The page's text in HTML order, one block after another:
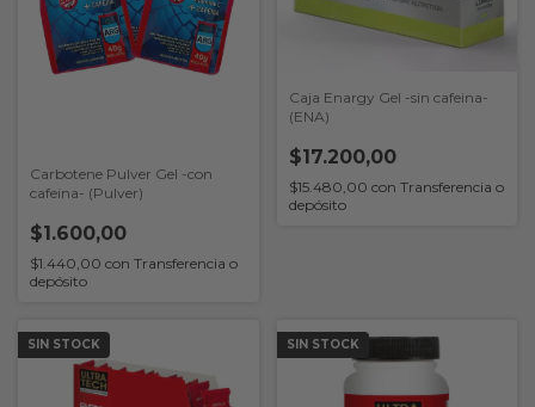
Carbotene Pulver Gel -con
cafeina- (Pulver)
$1.600,00
$1.440,00 con Transferencia o
depósito
Caja Enargy Gel -sin cafeina-
(ENA)
$17.200,00
$15.480,00 con Transferencia o
depósito
SIN STOCK SIN STOCK